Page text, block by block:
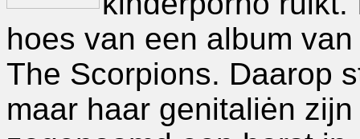
hoes van een album
The Scorpions. Daarop
maar haar genitaliėn